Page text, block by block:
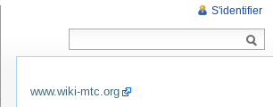
www.wiki-mtc.org
S'identifier